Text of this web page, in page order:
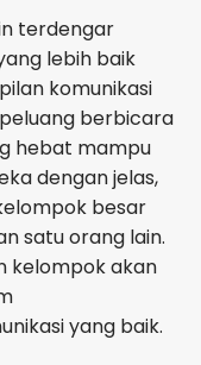
terdengar
lebih baik
komunikasi
berbicara
hebat mampu
dengan jelas,
besar
satu orang lain.
kelompok akan
yang baik.